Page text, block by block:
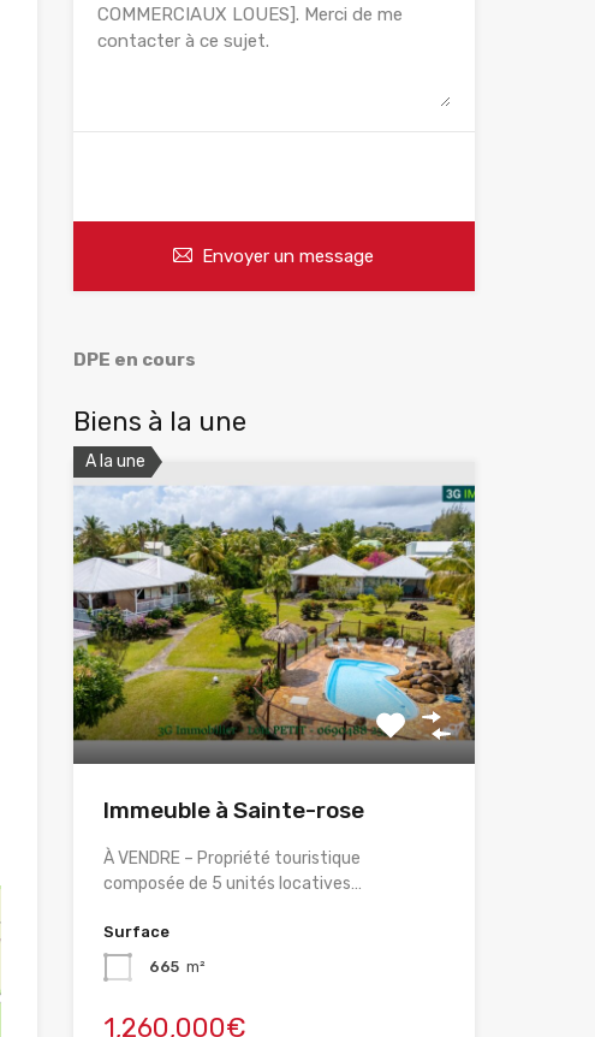
Envoyer un message
DPE en cours
Biens à la une
A la une
Immeuble à Sainte-rose
À VENDRE – Propriété touristique
composée de 5 unités locatives…
Surface
665 m²
1,260,000€